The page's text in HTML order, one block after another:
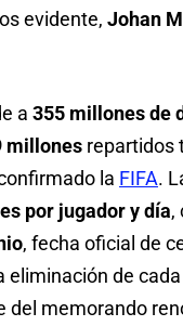
evidente, Johan
a 355 millones de
millones repartidos
la FIFA.
por jugador y día,
, fecha oficial de
eliminación de cada
del memorando